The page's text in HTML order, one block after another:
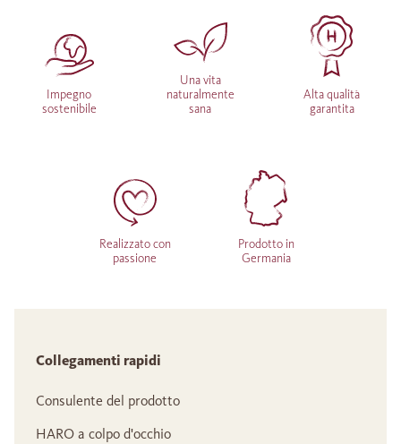
Impegno
sostenibile
Una vita
naturalmente
sana
Alta qualità
garantita
Realizzato con
passione
Prodotto in
Germania
Collegamenti rapidi
Consulente del prodotto
HARO a colpo d'occhio